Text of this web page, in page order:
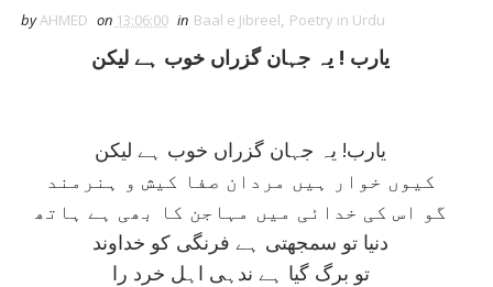
byAHMED on 13:06:00 in Baal e Jibreel, Poetry in Urdu
يارب ! يہ جہان گزراں خوب ہے ليکن
يارب! يہ جہان گزراں خوب ہے ليکن
کيوں خوار ہيں مردان صفا کيش و ہنرمند
گو اس کی خدائی ميں مہاجن کا بھی ہے ہاتھ
دنيا تو سمجھتی ہے فرنگی کو خداوند
تو برگ گيا ہے ندہی اہل خرد را